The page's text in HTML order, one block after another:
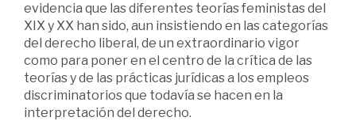
evidencia que las diferentes teorías feministas del
XIX y XX han sido, aun insistiendo en las categorías
del derecho liberal, de un extraordinario vigor
como para poner en el centro de la crítica de las
teorías y de las prácticas jurídicas a los empleos
discriminatorios que todavía se hacen en la
interpretación del derecho.